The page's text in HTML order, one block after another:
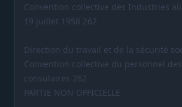
Convention collective des Industries
19 juillet 1958 262
Direction du travail et de la sécurité
Convention collective du personnel
consulaires 262
PARTIE NON OFFICIELLE